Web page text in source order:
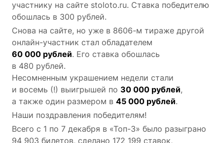
участнику на сайте stoloto.ru. Ставка победителю
обошлась в 300 рублей.
Снова на сайте, но уже в 8606-м тираже другой
онлайн-участник стал обладателем
60 000 рублей. Его ставка обошлась
в 480 рублей.
Несомненным украшением недели стали
и восемь (!) выигрышей по 30 000 рублей,
а также один размером в 45 000 рублей.
Наши поздравления победителям!
Всего с 1 по 7 декабря в «Топ-3» было разыграно
94 903 билетов, сделано 172 199 ставок,